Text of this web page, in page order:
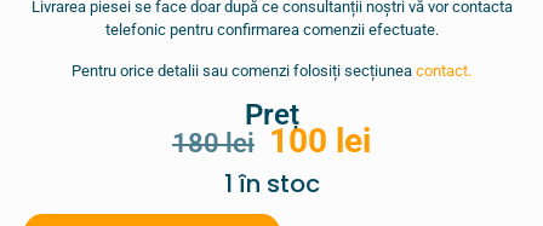
Livrarea piesei se face doar după ce consultanții noștri vă vor contacta
telefonic pentru confirmarea comenzii efectuate.
Pentru orice detalii sau comenzi folosiți secțiunea contact.
Preț
180lei 100 lei
1 în stoc